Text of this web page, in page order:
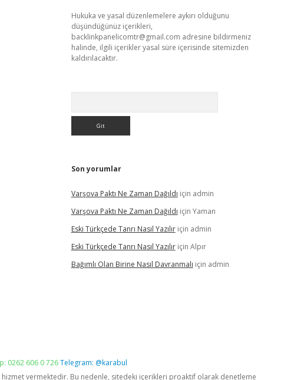
Hukuka ve yasal düzenlemelere aykırı olduğunu
düşündüğünüz içerikleri,
backlinkpanelicomtr@gmail.com adresine bildirmeniz
halinde, ilgili içerikler yasal süre içerisinde sitemizden
kaldırılacaktır.
Son yorumlar
Varşova Paktı Ne Zaman Dağıldı için admin
Varşova Paktı Ne Zaman Dağıldı için Yaman
Eski Türkçede Tanrı Nasıl Yazılıriçin admin
Eski Türkçede Tanrı Nasıl Yazılıriçin Alpır
Bağımlı Olan Birine Nasıl Davranmalı için admin
0262 606 0 726Telegram: @karabul
hizmet vermektedir. Bu nedenle, sitedeki içerikleri proaktif olarak denetleme